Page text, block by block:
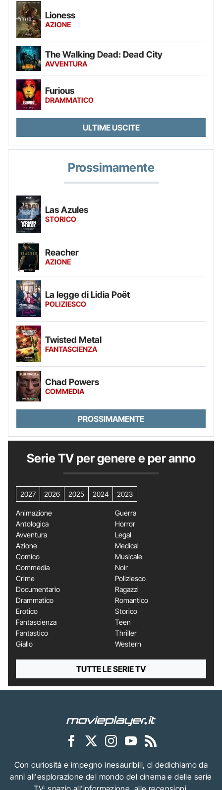
Lioness
AZIONE
The Walking Dead: Dead City
AVVENTURA
Furious
DRAMMATICO
ULTIME USCITE
Prossimamente
Las Azules
STORICO
Reacher
AZIONE
La legge di Lidia Poët
POLIZIESCO
Twisted Metal
FANTASCIENZA
Chad Powers
COMMEDIA
PROSSIMAMENTE
Serie TV per genere e per anno
2027 2026 2025 2024 2023
Animazione
Antologica
Avventura
Azione
Comico
Commedia
Crime
Documentario
Drammatico
Erotico
Fantascienza
Fantastico
Giallo
Guerra
Horror
Legal
Medical
Musicale
Noir
Poliziesco
Ragazzi
Romantico
Storico
Teen
Thriller
Western
TUTTE LE SERIE TV
Con curiosità e impegno inesauribili, ci dedichiamo da
anni all'esplorazione del mondo del cinema e delle serie